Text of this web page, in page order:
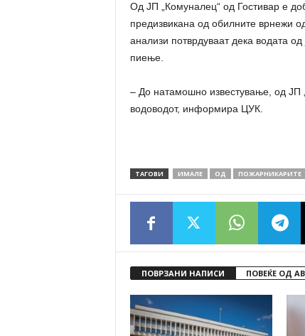
Од ЈП „Комуналец“ од Гостивар е
предизвикана од обилните врнежи
анализи потврдуваат дека водата
пиење.
– До натамошно известување, од ЈП
водоводот, информира ЦУК.
ТАГОВИ ИМАЛЕ ОД ПОЖАРНИКАРИТЕ
ПОВРЗАНИ НАПИСИ ПОВЕЌЕ ОД